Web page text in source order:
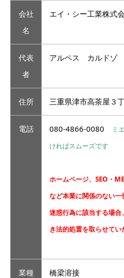
会社
名
エイ・シー工業株式
代表
者
アルペス カルドゾ
住所 三重県津市高茶屋３
電話 080-4866-0080
ミ
ければスムーズです
ホームページ、SEO・
など本業に関係のない一
迷惑行為に該当する場
き法的処置を取らせてい
業種
橋梁溶接